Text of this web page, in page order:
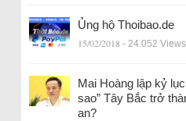
Ủng hộ Thoibao.de
15/02/2018 - 24.052 Views
Mai Hoàng lập kỷ
sao” Tây Bắc trở
an?